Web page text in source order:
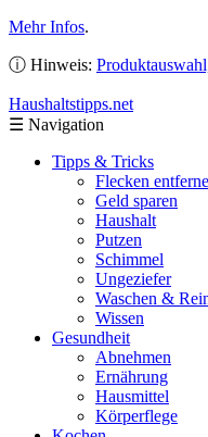
Mehr Infos.
ⓘ Hinweis:
Haushaltstipps.net
☰ Navigation
Tipps & Tricks
Flecken
Geld sparen
Haushalt
Putzen
Schimmel
Ungeziefer
Waschen &
Wissen
Gesundheit
Abnehmen
Ernährung
Hausmittel
Körperflege